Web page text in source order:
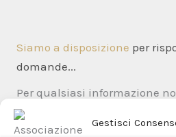
Gestisci
Siamo a disposizione per
domande...
Per qualsiasi informazione
contattarci tramite il